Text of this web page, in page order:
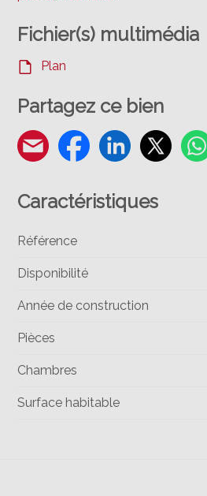
Fichier(s) multimédia
Plan
Partagez ce bien
Caractéristiques
Référence
Disponibilité
Année de construction
Pièces
Chambres
Surface habitable